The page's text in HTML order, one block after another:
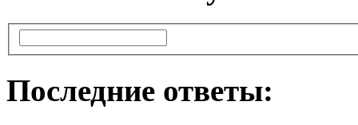
Последние ответы: